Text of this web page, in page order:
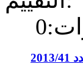
41